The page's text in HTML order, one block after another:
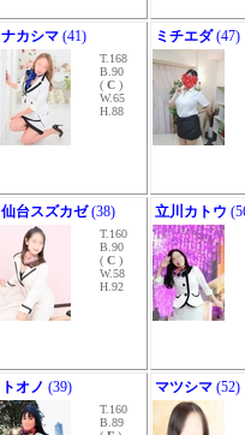
ナカシマ (41)
T.168
B.90
( C )
W.65
H.88
ミチエダ(47)
仙台スズカゼ(38)
T.160
B.90
( C )
W.58
H.92
立川カトウ
トオノ (39)
T.160
B.89
マツシマ (52)